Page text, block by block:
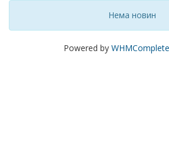
Нема новин
Powered by